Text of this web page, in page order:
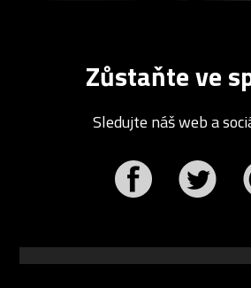
Zůstaňte ve
Sledujte náš web a